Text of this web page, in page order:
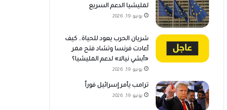
لمليشيا الدعم السريع
يونيو 19, 2026
شريان الحرب يعود للحياة.. كيف
أعادت فرنسا وتشاد فتح ممر
«أبشي نيالا» لدعم المليشيا؟
يونيو 19, 2026
ترامب يأمر إسرائيل فوراً
يونيو 19, 2026